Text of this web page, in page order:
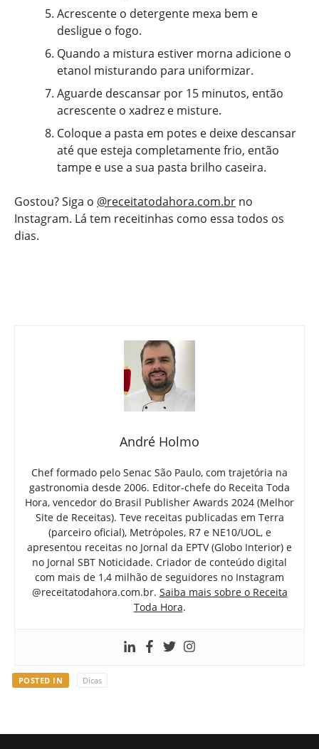
Acrescente o detergente mexa bem e
desligue o fogo.
Quando a mistura estiver morna adicione o
etanol misturando para uniformizar.
Aguarde descansar por 15 minutos, então
acrescente o xadrez e misture.
Coloque a pasta em potes e deixe descansar
até que esteja completamente frio, então
tampe e use a sua pasta brilho caseira.
Gostou? Siga o @receitatodahora.com.br no
Instagram. Lá tem receitinhas como essa todos os
dias.
André Holmo
Chef formado pelo Senac São Paulo, com trajetória na
gastronomia desde 2006. Editor-chefe do Receita Toda
Hora, vencedor do Brasil Publisher Awards 2024 (Melhor
Site de Receitas). Teve receitas publicadas em Terra
(parceiro oficial), Metrópoles, R7 e NE10/UOL, e
apresentou receitas no Jornal da EPTV (Globo Interior) e
no Jornal SBT Noticidade. Criador de conteúdo digital
com mais de 1,4 milhão de seguidores no Instagram
@receitatodahora.com.br. Saiba mais sobre o Receita
Toda Hora.
POSTED IN Dicas